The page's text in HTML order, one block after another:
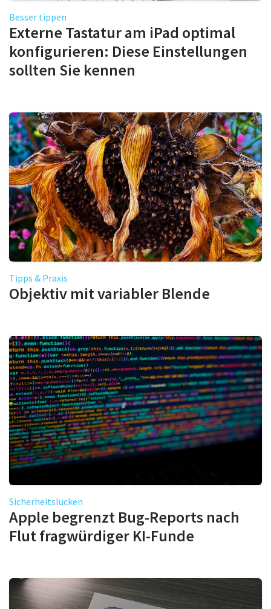
Besser tippen
Externe Tastatur am iPad optimal
konfigurieren: Diese Einstellungen
sollten Sie kennen
Tipps & Praxis
Objektiv mit variabler Blende
Sicherheitslücken
Apple begrenzt Bug-Reports nach
Flut fragwürdiger KI-Funde